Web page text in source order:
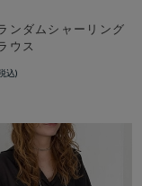
ンダムシャーリング
ウス